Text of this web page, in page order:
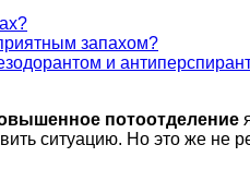
запахом?
и
потоотделение
ситуацию. Но это же не